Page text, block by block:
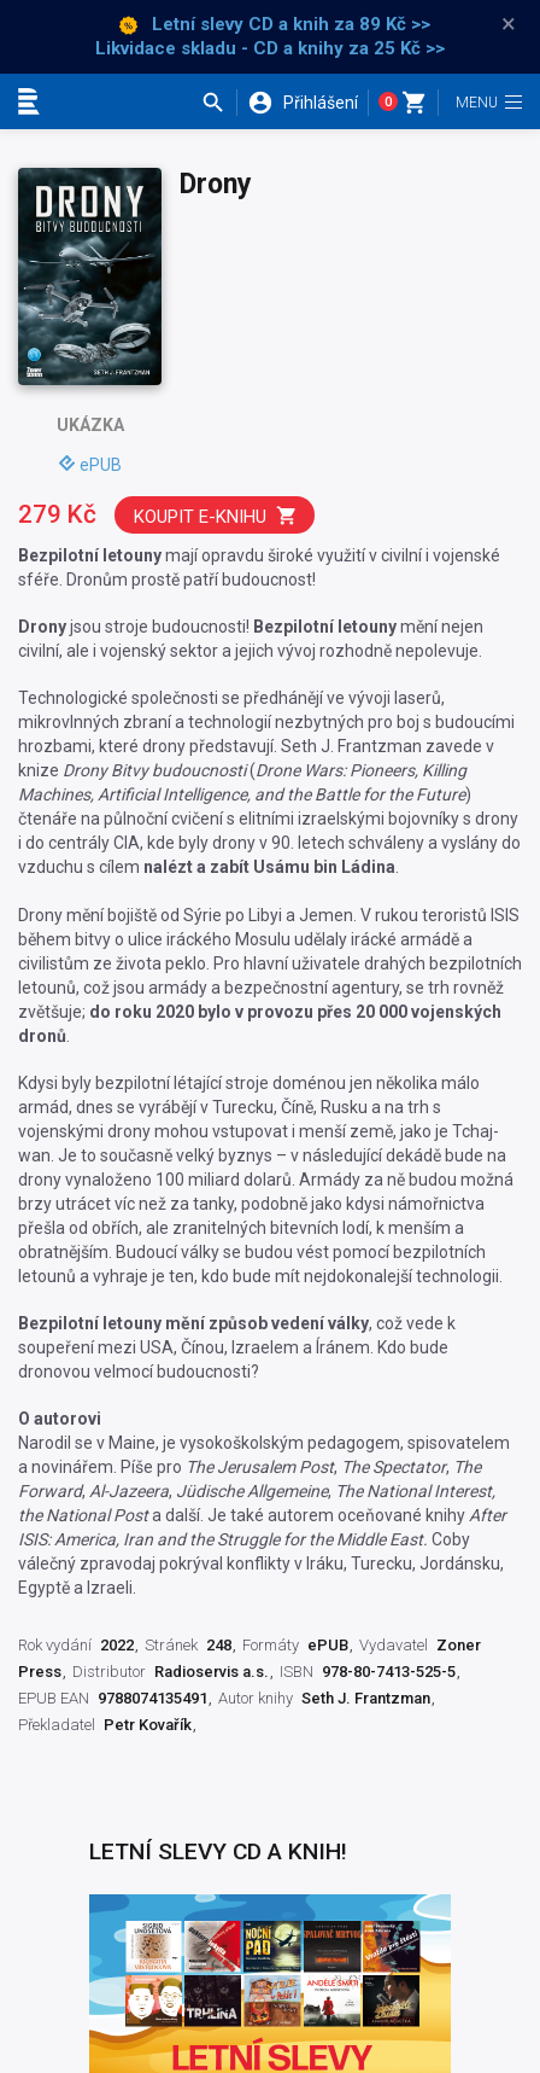
Letní slevy CD a knih za 89 Kč >>
Likvidace skladu - CD a knihy za 25 Kč >>
×
Přihlášení 0
UKÁZKA
ePUB
Drony
Bezpilotní letounymají opravdu široké využití v civilní i vojenské
sféře. Dronům prostě patří budoucnost!
Dronyjsou stroje budoucnosti! Bezpilotní letounymění nejen
civilní, ale i vojenský sektor a jejich vývoj rozhodně nepolevuje.
Technologické společnosti se předhánějí ve vývoji laserů,
mikrovlnných zbraní a technologií nezbytných pro boj s budoucími
hrozbami, které drony představují. Seth J. Frantzman zavede v
knize Drony Bitvy budoucnosti(Drone Wars: Pioneers, Killing
Machines, Artificial Intelligence, and the Battle for the Future)
čtenáře na půlnoční cvičení s elitními izraelskými bojovníky s drony
i do centrály CIA, kde byly drony v 90. letech schváleny a vyslány do
vzduchu s cílem nalézt a zabít Usámu bin Ládina.
Drony mění bojiště od Sýrie po Libyi a Jemen. V rukou teroristů ISIS
během bitvy o ulice iráckého Mosulu udělaly irácké armádě a
civilistům ze života peklo. Pro hlavní uživatele drahých bezpilotních
letounů, což jsou armády a bezpečnostní agentury, se trh rovněž
zvětšuje; do roku 2020 bylo v provozu přes 20 000 vojenských
dronů
Kdysi byly bezpilotní létající stroje doménou jen několika málo
armád, dnes se vyrábějí v Turecku, Číně, Rusku a na trh s
vojenskými drony mohou vstupovat i menší země, jako je Tchaj-
wan. Je to současně velký byznys – v následující dekádě bude na
drony vynaloženo 100 miliard dolarů. Armády za ně budou možná
brzy utrácet víc než za tanky, podobně jako kdysi námořnictva
přešla od obřích, ale zranitelných bitevních lodí, k menším a
obratnějším. Budoucí války se budou vést pomocí bezpilotních
letounů a vyhraje je ten, kdo bude mít nejdokonalejší technologii.
Bezpilotní letouny mění způsob vedení války, což vede k
soupeření mezi USA, Čínou, Izraelem a Íránem. Kdo bude
dronovou velmocí budoucnosti?
O autorovi
Narodil se v Maine, je vysokoškolským pedagogem, spisovatelem
a novinářem. Píše pro The Jerusalem Post, The Spectator, The
Forward, Al-Jazeera, Jüdische Allgemeine, The National Interest,
the National Posta další. Je také autorem oceňované knihy After
ISIS: America, Iran and the Struggle for the Middle East. Coby
válečný zpravodaj pokrýval konflikty v Iráku, Turecku, Jordánsku,
Egyptě a Izraeli.
279 Kč KOUPIT E-KNIHU
Rok vydání 2022 Stránek 248 Formáty ePUB Vydavatel
Zoner
Press
Distributor Radioservis a.s. ISBN 978-80-7413-525-5
EPUB EAN 9788074135491 Autor knihy Seth J. Frantzman
Překladatel
Petr Kovařík
LETNÍ SLEVY CD A KNIH!